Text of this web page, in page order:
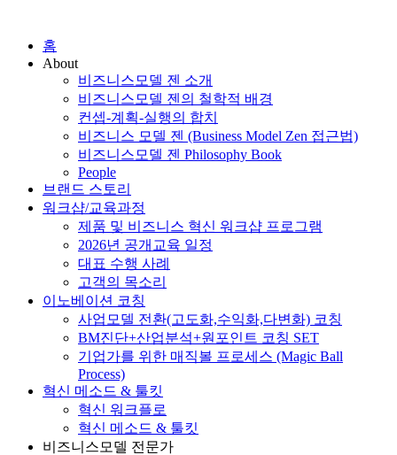
홈
About
비즈니스모델 젠 소개
비즈니스모델 젠의 철학적 배경
컨셉-계획-실행의 합치
비즈니스 모델 젠 (Business Model Zen 접근법)
비즈니스모델 젠 Philosophy Book
People
브랜드 스토리
워크샵/교육과정
제품 및 비즈니스 혁신 워크샵 프로그램
2026년 공개교육 일정
대표 수행 사례
고객의 목소리
이노베이션 코칭
사업모델 전환(고도화,수익화,다변화) 코칭
BM진단+산업분석+원포인트 코칭 SET
기업가를 위한 매직볼 프로세스 (Magic Ball
Process)
혁신 메소드 & 툴킷
혁신 워크플로
혁신 메소드 & 툴킷
비즈니스모델 전문가